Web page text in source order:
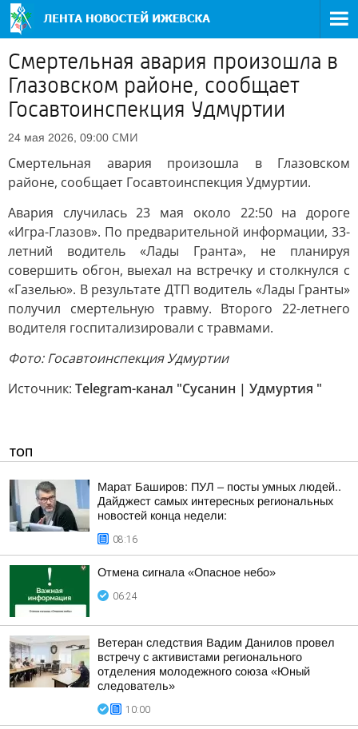
Смертельная авария произошла в
Глазовском районе, сообщает
Госавтоинспекция Удмуртии
24 мая 2026, 09:00 СМИ
Смертельная авария произошла в Глазовском
районе, сообщает Госавтоинспекция Удмуртии.
Авария случилась 23 мая около 22:50 на дороге
«Игра-Глазов». По предварительной информации, 33-
летний водитель «Лады Гранта», не планируя
совершить обгон, выехал на встречку и столкнулся с
«Газелью». В результате ДТП водитель «Лады Гранты»
получил смертельную травму. Второго 22-летнего
водителя госпитализировали с травмами.
Фото: Госавтоинспекция Удмуртии
Источник: Telegram-канал "Сусанин | Удмуртия "
ТОП
Марат Баширов: ПУЛ – посты умных людей..
Дайджест самых интересных региональных
новостей конца недели:
08:16
Отмена сигнала «Опасное небо»
06:24
Ветеран следствия Вадим Данилов провел
встречу с активистами регионального
отделения молодежного союза «Юный
следователь»
10:00